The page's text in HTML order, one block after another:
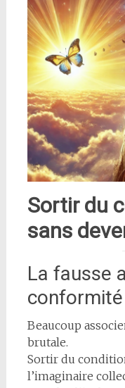
Sortir du
sans
La fausse
Beaucoup
brutale.
Sortir du
l’imaginaire